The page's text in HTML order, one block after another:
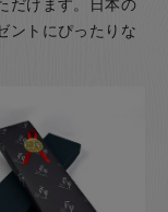
だけます。日本の
ントにぴったりな